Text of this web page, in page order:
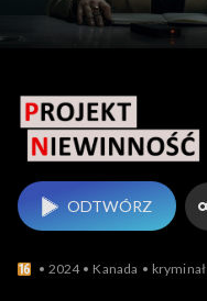
ODTWÓRZ
2024 Kanada kryminał